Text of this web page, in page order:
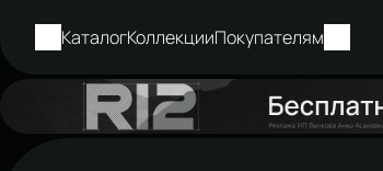
КаталогКоллекцииПокупателям